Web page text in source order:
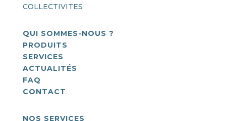
COLLECTIVITES
QUI SOMMES-NOUS ?
PRODUITS
SERVICES
ACTUALITÉS
FAQ
CONTACT
NOS SERVICES